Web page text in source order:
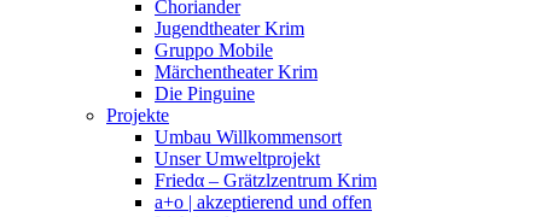
Choriander
Jugendtheater Krim
Gruppo Mobile
Märchentheater Krim
Die Pinguine
Projekte
Umbau Willkommensort
Unser Umweltprojekt
Friedα – Grätzlzentrum Krim
a+o | akzeptierend und offen